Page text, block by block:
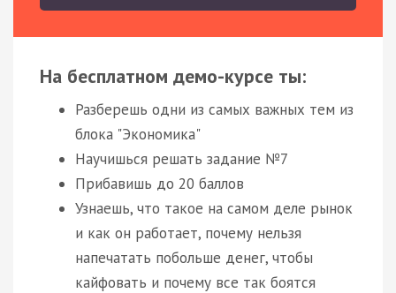
На бесплатном демо-курсе ты:
Разберешь одни из самых важных тем из
блока "Экономика"
Научишься решать задание №7
Прибавишь до 20 баллов
Узнаешь, что такое на самом деле рынок
и как он работает, почему нельзя
напечатать побольше денег, чтобы
кайфовать и почему все так боятся